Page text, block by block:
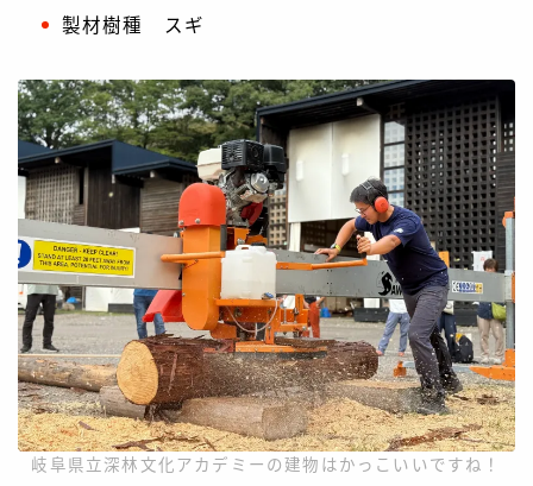
製材樹種 スギ
岐阜県立深林文化アカデミーの建物はかっこいいですね！